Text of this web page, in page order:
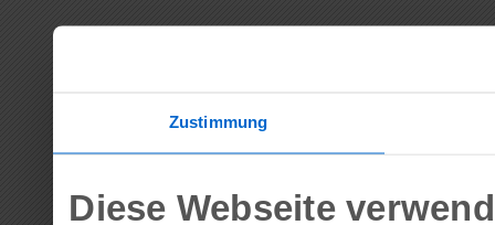
Zustimmung
Diese Webseite